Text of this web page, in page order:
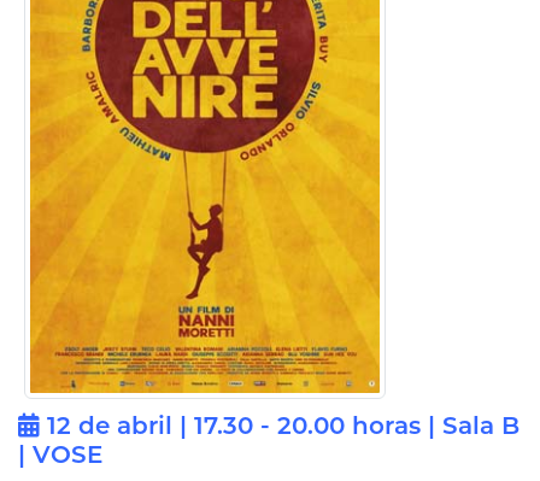
12 de abril | 17.30 - 20.00 horas | Sala B
| VOSE